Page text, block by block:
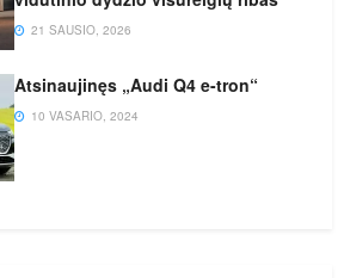
21 SAUSIO, 2026
Atsinaujinęs „Audi Q4 e-tron“
10 VASARIO, 2024